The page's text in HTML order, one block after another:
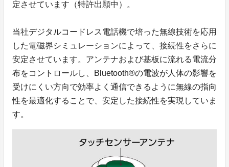
定させています（特許出願中）。
当社デジタルコードレス電話機で培った無線技術を応用
した電磁界シミュレーションによって、接続性をさらに
安定させています。アンテナおよび基板に流れる電流分
布をコントロールし、Bluetooth®の電波が人体の影響を
受けにくい方向で効率よく通信できるように無線の指向
性を最適化することで、安定した接続性を実現していま
す。